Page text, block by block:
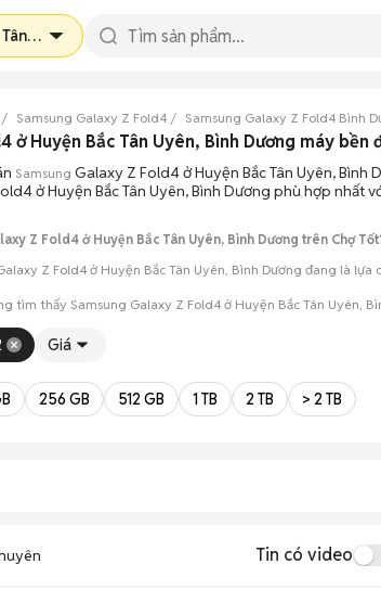
Uyên
Samsung Galaxy Z Fold4 Samsung Galaxy Z Fold4 Bình
ở Huyện Bắc Tân Uyên, Bình Dương máy
Samsung Galaxy Z Fold4 ở Huyện Bắc Tân Uyên,
ở Huyện Bắc Tân Uyên, Bình Dương phù hợp nhất
Z Fold4 ở Huyện Bắc Tân Uyên, Bình Dương trên Chợ
Z Fold4 ở Huyện Bắc Tân Uyên, Bình Dương đang là
tìm thấy Samsung Galaxy Z Fold4 ở Huyện Bắc Tân Uyên,
gỡ trực tiếp giúp người mua đánh giá chính xác hiệu
thể chủ động thỏa thuận giá cả và địa điểm giao
Giá
256 GB 512 GB 1 TB 2 TB > 2 TB
Tin có video